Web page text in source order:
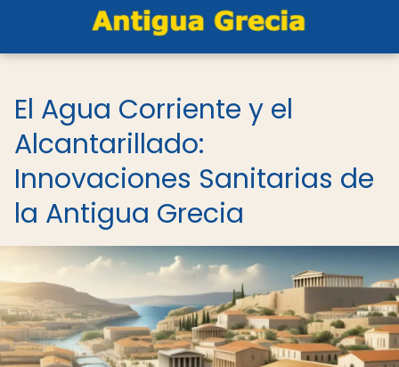
El Agua Corriente y el
Alcantarillado:
Innovaciones Sanitarias de
la Antigua Grecia